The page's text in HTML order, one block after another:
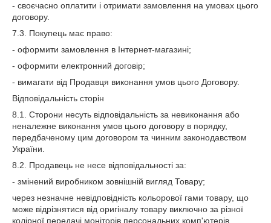
- своєчасно оплатити і отримати замовлення на умовах цього
договору.
7.3. Покупець має право:
- оформити замовлення в Інтернет-магазині;
- оформити електронний договір;
- вимагати від Продавця виконання умов цього Договору.
Відповідальність сторін
8.1. Сторони несуть відповідальність за невиконання або
неналежне виконання умов цього договору в порядку,
передбаченому цим договором та чинним законодавством
України.
8.2. Продавець не несе відповідальності за:
- змінений виробником зовнішній вигляд Товару;
через незначне невідповідність кольорової гами товару, що
може відрізнятися від оригіналу товару виключно за різної
колірної передачі моніторів персональних комп'ютерів